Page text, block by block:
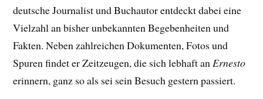
deutsche Journalist und Buchautor entdeckt dabei eine
Vielzahl an bisher unbekannten Begebenheiten und
Fakten. Neben zahlreichen Dokumenten, Fotos und
Spuren findet er Zeitzeugen, die sich lebhaft anErnesto
erinnern, ganz so als sei sein Besuch gestern passiert.